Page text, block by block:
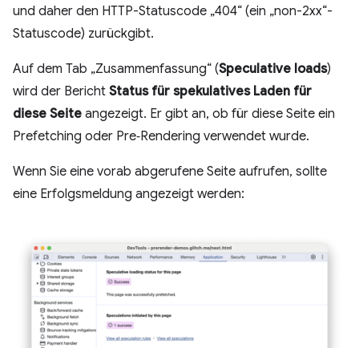
und daher den HTTP-Statuscode „404“ (ein „non-2xx“-
Statuscode) zurückgibt.
Auf dem Tab „Zusammenfassung“ (Speculative loads)
wird der Bericht Status für spekulatives Laden für
diese Seite angezeigt. Er gibt an, ob für diese Seite ein
Prefetching oder Pre‑Rendering verwendet wurde.
Wenn Sie eine vorab abgerufene Seite aufrufen, sollte
eine Erfolgsmeldung angezeigt werden: